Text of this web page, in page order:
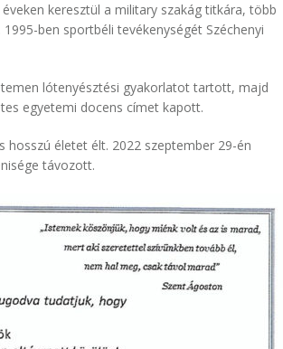
keresztül a military szakág titkára, több
ben sportbéli tevékenységét Széchenyi
lótenyésztési gyakorlatot tartott, majd
egyetemi docens címet kapott.
életet élt. 2022 szeptember 29-én
távozott.